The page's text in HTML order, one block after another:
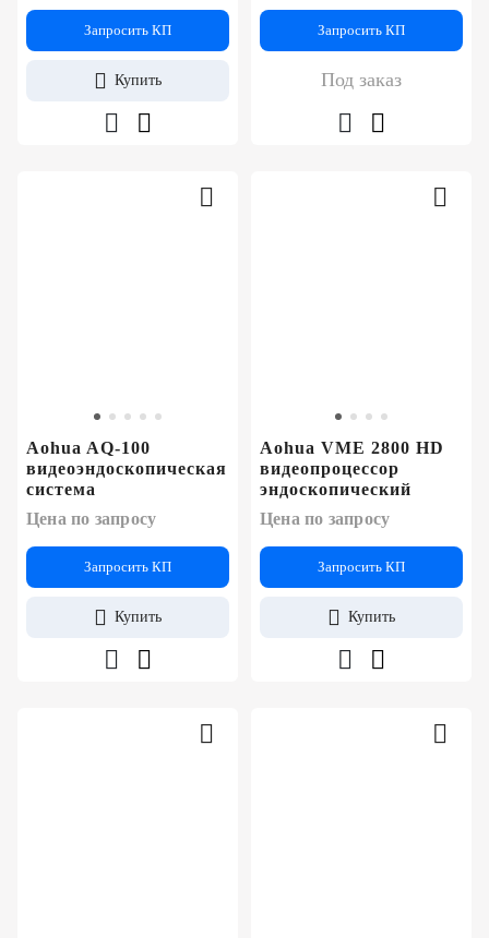
Запросить КП
Купить
Запросить КП
Под заказ
Aohua AQ-100
видеоэндоскопическая
система
Цена по запросу
Запросить КП
Купить
Aohua VME 2800 HD
видеопроцессор
эндоскопический
Цена по запросу
Запросить КП
Купить